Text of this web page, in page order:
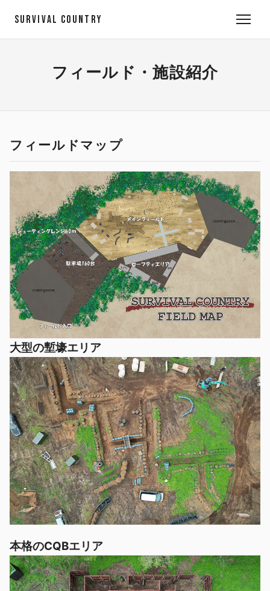
SURVIVAL COUNTRY
フィールド・施設紹介
フィールドマップ
大型の塹壕エリア
本格のCQBエリア